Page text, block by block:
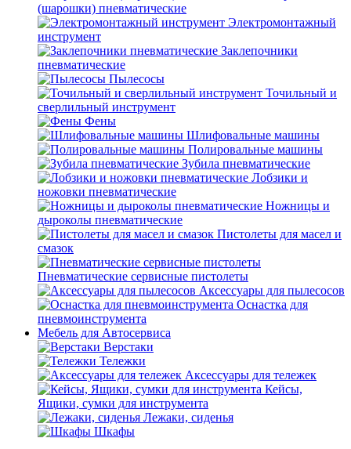
(шарошки) пневматические
Электромонтажный
инструмент
Заклепочники
пневматические
Пылесосы
Точильный и
сверлильный инструмент
Фены
Шлифовальные машины
Полировальные машины
Зубила пневматические
Лобзики и
ножовки пневматические
Ножницы и
дыроколы пневматические
Пистолеты для масел и
смазок
Пневматические сервисные пистолеты
Аксессуары для пылесосов
Оснастка для
пневмоинструмента
Мебель для Автосервиса
Верстаки
Тележки
Аксессуары для тележек
Кейсы,
Ящики, сумки для инструмента
Лежаки, сиденья
Шкафы